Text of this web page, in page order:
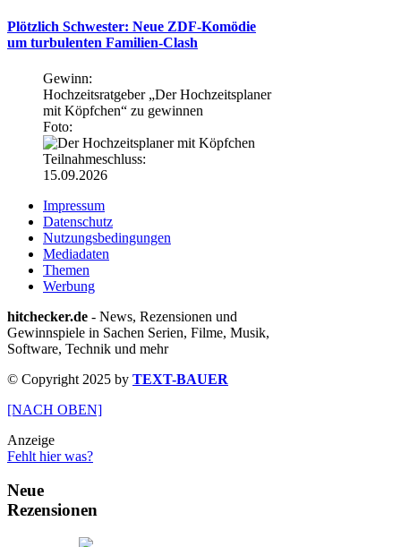
Plötzlich Schwester: Neue ZDF-Komödie
um turbulenten Familien-Clash
Gewinn:
Hochzeitsratgeber „Der Hochzeitsplaner
mit Köpfchen“ zu gewinnen
Foto:
Teilnahmeschluss:
15.09.2026
Impressum
Datenschutz
Nutzungsbedingungen
Mediadaten
Themen
Werbung
hitchecker.de - News, Rezensionen und
Gewinnspiele in Sachen Serien, Filme, Musik,
Software, Technik und mehr
© Copyright 2025 by TEXT-BAUER
[NACH OBEN]
Anzeige
Fehlt hier was?
Neue
Rezensionen